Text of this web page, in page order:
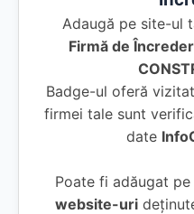
Adaugă pe site-ul
Firmă de
Badge-ul oferă
firmei tale sunt
date
Poate fi adăugat pe
website-uri